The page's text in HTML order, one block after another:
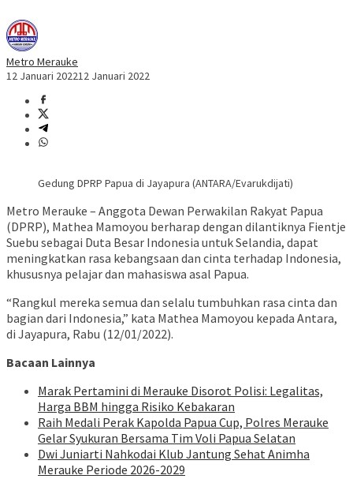
Metro Merauke
12 Januari 202212 Januari 2022
Gedung DPRP Papua di Jayapura (ANTARA/Evarukdijati)
Metro Merauke – Anggota Dewan Perwakilan Rakyat Papua
(DPRP), Mathea Mamoyou berharap dengan dilantiknya Fientje
Suebu sebagai Duta Besar Indonesia untuk Selandia, dapat
meningkatkan rasa kebangsaan dan cinta terhadap Indonesia,
khususnya pelajar dan mahasiswa asal Papua.
“Rangkul mereka semua dan selalu tumbuhkan rasa cinta dan
bagian dari Indonesia,” kata Mathea Mamoyou kepada Antara,
di Jayapura, Rabu (12/01/2022).
Bacaan Lainnya
Marak Pertamini di Merauke Disorot Polisi: Legalitas,
Harga BBM hingga Risiko Kebakaran
Raih Medali Perak Kapolda Papua Cup, Polres Merauke
Gelar Syukuran Bersama Tim Voli Papua Selatan
Dwi Juniarti Nahkodai Klub Jantung Sehat Animha
Merauke Periode 2026-2029